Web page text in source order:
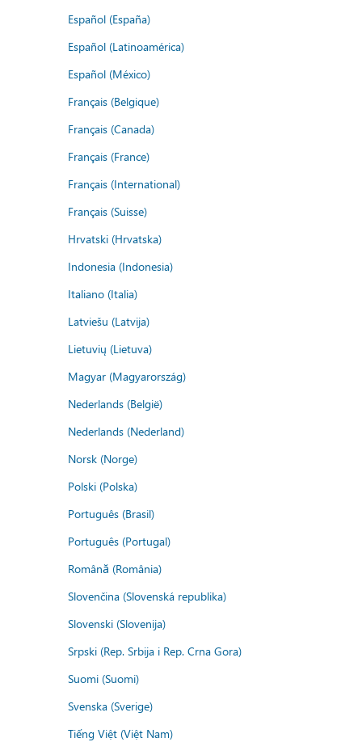
Español (España)
Español (Latinoamérica)
Español (México)
Français (Belgique)
Français (Canada)
Français (France)
Français (International)
Français (Suisse)
Hrvatski (Hrvatska)
Indonesia (Indonesia)
Italiano (Italia)
Latviešu (Latvija)
Lietuvių (Lietuva)
Magyar (Magyarország)
Nederlands (België)
Nederlands (Nederland)
Norsk (Norge)
Polski (Polska)
Português (Brasil)
Português (Portugal)
Română (România)
Slovenčina (Slovenská republika)
Slovenski (Slovenija)
Srpski (Rep. Srbija i Rep. Crna Gora)
Suomi (Suomi)
Svenska (Sverige)
Tiếng Việt (Việt Nam)